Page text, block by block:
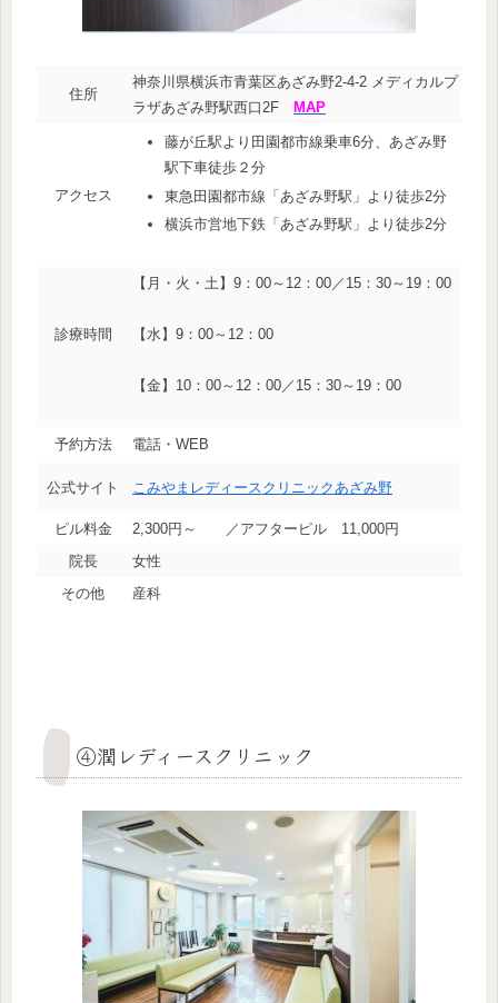
住所
神奈川県横浜市青葉区あざみ野2-4-2 メディカルプ
ラザあざみ野駅西口2F
MAP
アクセス
藤が丘駅より田園都市線乗車6分、あざみ野
駅下車徒歩２分
東急田園都市線「あざみ野駅」より徒歩2分
横浜市営地下鉄「あざみ野駅」より徒歩2分
診療時間
【月・火・土】9：00～12：00／15：30～19：00
【水】9：00～12：00
【金】10：00～12：00／15：30～19：00
予約方法 電話・WEB
公式サイト こみやまレディースクリニックあざみ野
ピル料金
2,300円～ ／アフターピル 11,000円
院長
女性
その他
産科
④潤レディースクリニック